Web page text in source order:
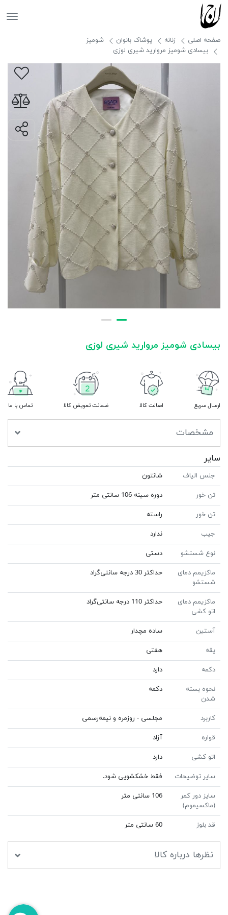
صفحه اصلی زنانه پوشاک بانوان
شومیز
بیسادی شومیز مروارید شیری لوزی
بیسادی شومیز مروارید شیری لوزی
ارسال سریع اصالت کالا ضمانت تعویض کالا تماس با ما
مشخصات
سایر
جنس الیاف شانتون
تن خور دوره سینه 106 سانتی متر
تن خور راسته
جیب ندارد
نوع شستشو دستی
ماکزیمم دمای
شستشو
حداکثر 30 درجه سانتی‌گراد
ماکزیمم دمای
اتو کشی
حداکثر 110 درجه سانتی‌گراد
آستین ساده مچدار
یقه هفتی
دکمه دارد
نحوه بسته
شدن
دکمه
کاربرد مجلسی - روزمره و نیمه‌رسمی
قواره آزاد
اتو کشی دارد
سایر توضیحات فقط خشکشویی شود.
سایز دور کمر
(ماکسیموم)
106 سانتی متر
قد بلوز 60 سانتی متر
نظرها درباره کالا